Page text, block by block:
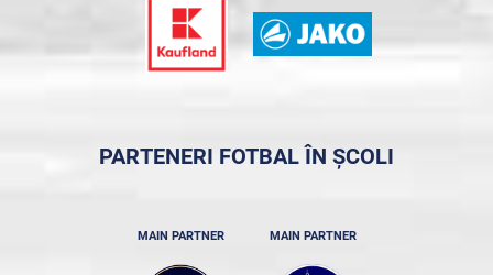
PARTENERI FOTBAL ÎN ȘCOLI
MAIN PARTNER MAIN PARTNER